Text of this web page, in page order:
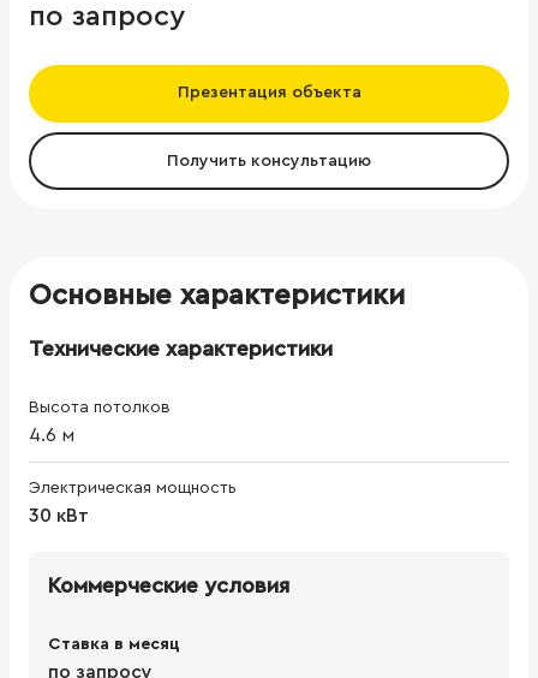
по запросу
Презентация объекта
Получить консультацию
Основные характеристики
Технические характеристики
Высота потолков
4.6 м
Электрическая мощность
30 кВт
Коммерческие условия
Ставка в месяц
по запросу